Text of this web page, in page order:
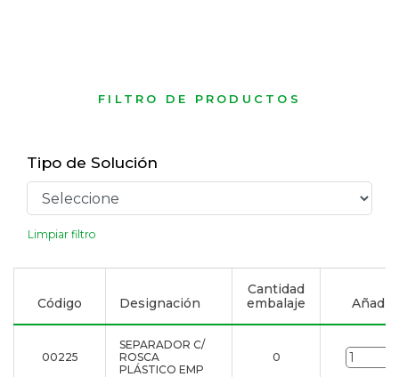
FILTRO DE PRODUCTOS
Tipo de Solución
Limpiar filtro
Código Designación
Cantidad
embalaje
Añadir
00225
SEPARADOR C/
ROSCA
PLÁSTICO EMP
0